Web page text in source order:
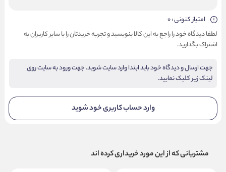
امتیاز کنونی : 0
لطفا دیدگاه خود را راجع به این کالا بنویسید و تجربه خریدتان را با سایر کاربران به
اشتراک بگذارید.
جهت ارسال و دیدگاه خود باید ابتدا وارد سایت شوید. جهت ورود به سایت روی
لینک زیر کلیک نمایید.
وارد حساب کاربری خود شوید
مشتریانی که از این مورد خریداری کرده اند